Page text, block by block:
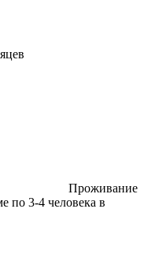
Проживание
по 3-4 человека в